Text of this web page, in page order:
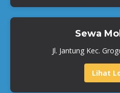
Sewa
Jl. Jantung Kec.
Lihat